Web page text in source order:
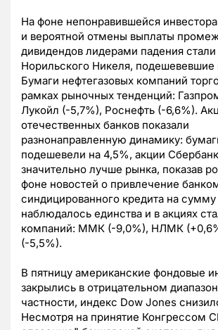
На фоне непонравившейся
и вероятной отмены выплаты
дивидендов лидерами падения стали
Норильского Никеля, подешевевшие
Бумаги нефтегазовых компаний
рамках рыночных тенденций:
Лукойл (-5,7%), Роснефть (-6,6%).
отечественных банков показали
разнонаправленную динамику:
подешевели на 4,5%, акции
значительно лучше рынка, показав
фоне новостей о привлечение
синдицированного кредита на
наблюдалось единства и в акциях
компаний: ММК (-9,0%), НЛМК
(-5,5%).
В пятницу американские фондовые
закрылись в отрицательном
частности, индекс Dow Jones
Несмотря на принятие Конгрессом